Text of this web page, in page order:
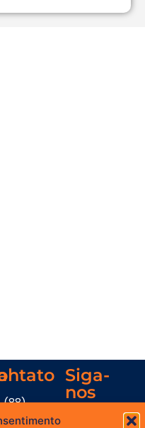
(88)
9.92845912
Siga-
nos